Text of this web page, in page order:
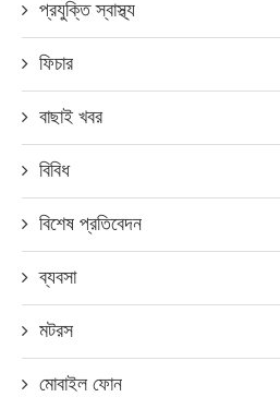
প্রযুক্তি স্বাস্থ্য
ফিচার
বাছাই খবর
বিবিধ
বিশেষ প্রতিবেদন
ব্যবসা
মটরস
মোবাইল ফোন